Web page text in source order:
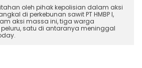
oleh pihak kepolisian dalam aksi
di perkebunan sawit PT HMBP I,
aksi massa ini, tiga warga
satu di antaranya meninggal